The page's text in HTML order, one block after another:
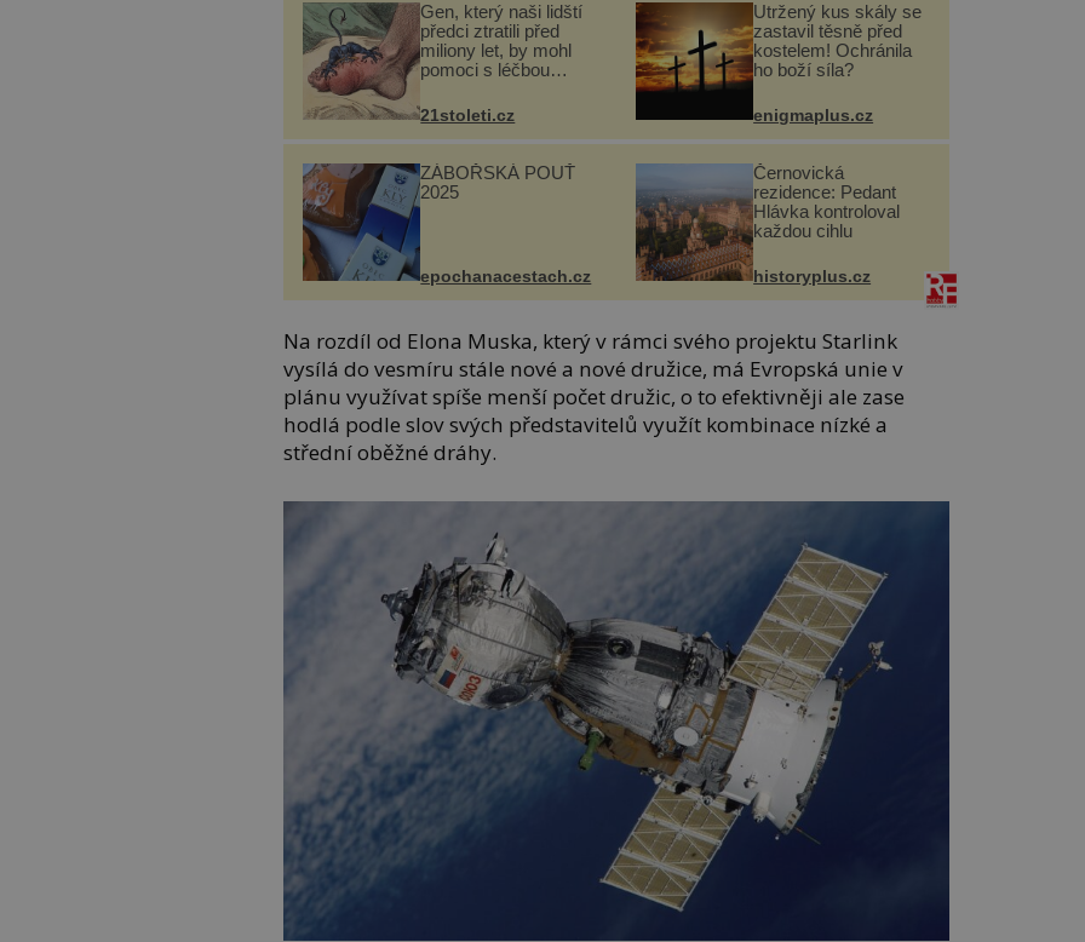
Gen, který naši lidští
předci ztratili před
miliony let, by mohl
pomoci s léčbou
21stoleti.cz
Utržený kus skály se
zastavil těsně před
kostelem! Ochránila
ho boží síla?
enigmaplus.cz
ZÁBOŘSKÁ POUŤ
2025
epochanacestach.cz
Černovická
rezidence: Pedant
Hlávka kontroloval
každou cihlu
historyplus.cz
Na rozdíl od Elona Muska, který v rámci svého projektu Starlink
vysílá do vesmíru stále nové a nové družice, má Evropská unie v
plánu využívat spíše menší počet družic, o to efektivněji ale zase
hodlá podle slov svých představitelů využít kombinace nízké a
střední oběžné dráhy.